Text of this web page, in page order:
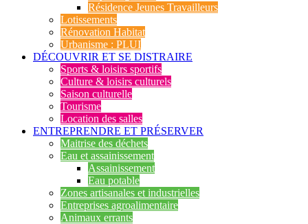
Résidence Jeunes Travailleurs
Lotissements
Rénovation Habitat
Urbanisme : PLUI
DÉCOUVRIR ET SE DISTRAIRE
Sports & loisirs sportifs
Culture & loisirs culturels
Saison culturelle
Tourisme
Location des salles
ENTREPRENDRE ET PRÉSERVER
Maitrise des déchets
Eau et assainissement
Assainissement
Eau potable
Zones artisanales et industrielles
Entreprises agroalimentaire
Animaux errants